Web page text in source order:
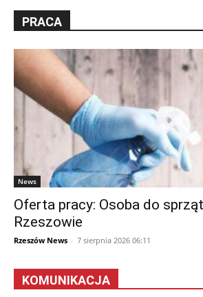
PRACA
News
Oferta pracy: Osoba do
Rzeszowie
Rzeszów News - 7 sierpnia 2026 06:11
KOMUNIKACJA